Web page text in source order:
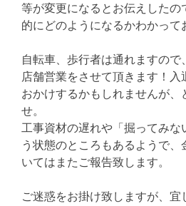
等が変更になるとお伝えした
的にどのようになるかわかって
自転車、歩行者は通れますの
店舗営業をさせて頂きます！
おかけするかもしれませんが、
せ。
工事資材の遅れや「掘ってみな
う状態のところもあるようで
いてはまたご報告致します。
ご迷惑をお掛け致しますが、宜